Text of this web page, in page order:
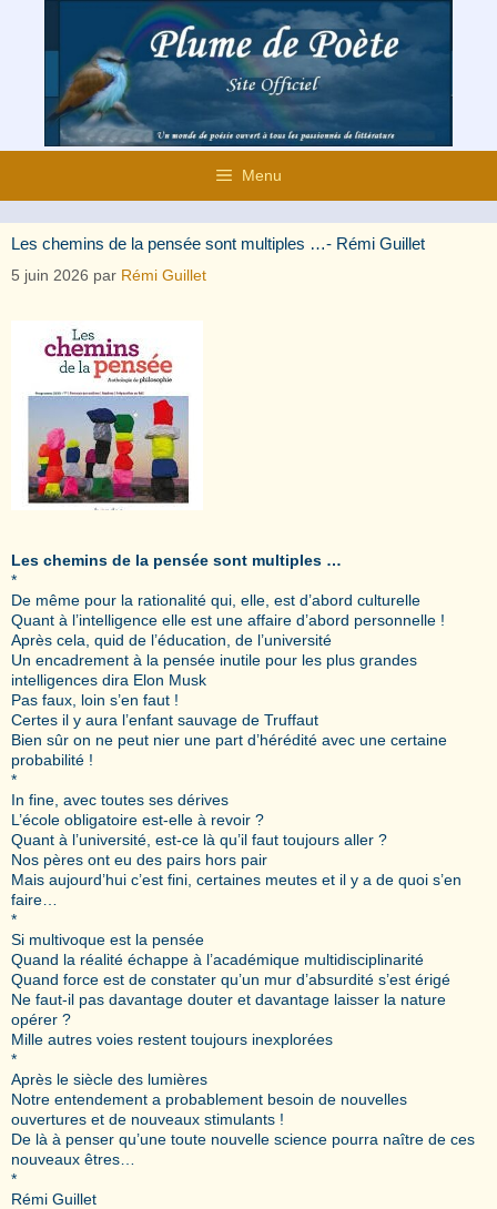
contenu
Menu
Les chemins de la pensée sont multiples …- Rémi Guillet
5 juin 2026 par Rémi Guillet
Les chemins de la pensée sont multiples …
*
De même pour la rationalité qui, elle, est d’abord culturelle
Quant à l’intelligence elle est une affaire d’abord personnelle !
Après cela, quid de l’éducation, de l’université
Un encadrement à la pensée inutile pour les plus grandes
intelligences dira Elon Musk
Pas faux, loin s’en faut !
Certes il y aura l’enfant sauvage de Truffaut
Bien sûr on ne peut nier une part d’hérédité avec une certaine
probabilité !
*
In fine, avec toutes ses dérives
L’école obligatoire est-elle à revoir ?
Quant à l’université, est-ce là qu’il faut toujours aller ?
Nos pères ont eu des pairs hors pair
Mais aujourd’hui c’est fini, certaines meutes et il y a de quoi s’en
faire…
*
Si multivoque est la pensée
Quand la réalité échappe à l’académique multidisciplinarité
Quand force est de constater qu’un mur d’absurdité s’est érigé
Ne faut-il pas davantage douter et davantage laisser la nature
opérer ?
Mille autres voies restent toujours inexplorées
*
Après le siècle des lumières
Notre entendement a probablement besoin de nouvelles
ouvertures et de nouveaux stimulants !
De là à penser qu’une toute nouvelle science pourra naître de ces
nouveaux êtres…
*
Rémi Guillet